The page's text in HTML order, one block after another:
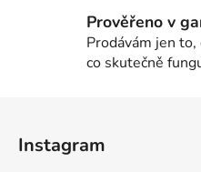
Prověřeno v
Prodávám jen
co skutečně
Instagram